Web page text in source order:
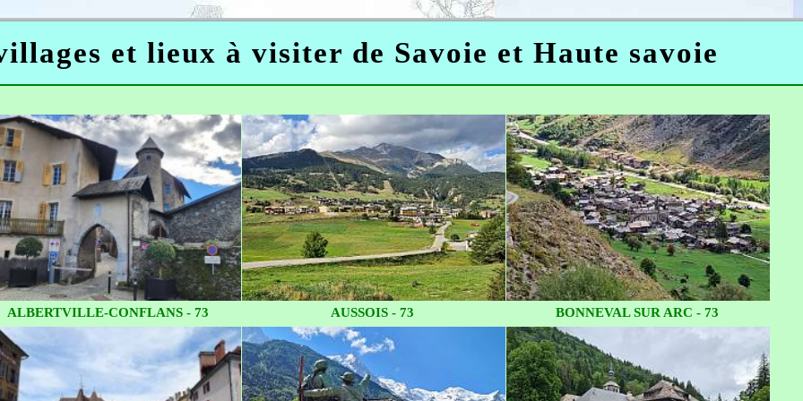
et lieux à visiter de Savoie et Haute savoie
ALBERTVILLE-CONFLANS - 73 AUSSOIS - 73 BONNEVAL SUR ARC - 73